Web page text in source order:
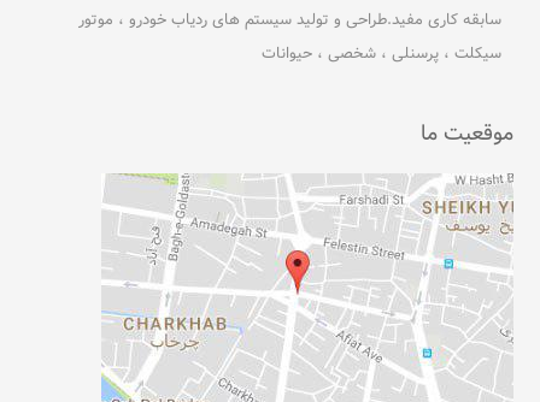
سابقه کاری مفید.طراحی و تولید سیستم های ردیاب خودرو ، موتور
سیکلت ، پرسنلی ، شخصی ، حیوانات
موقعیت ما